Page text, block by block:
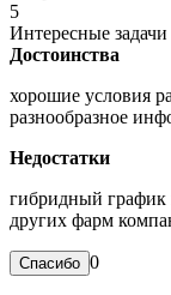
5
Интересные задачи
Достоинства
хорошие условия
разнообразное
Недостатки
гибридный график
других фарм
0